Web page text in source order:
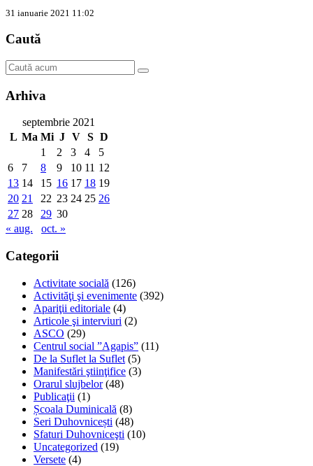
31 ianuarie 2021 11:02
Caută
Arhiva
septembrie 2021
L Ma Mi J V S D
1
2 3 4
5
6
7 8 9 10 11 12
13 14 15 16 17 18 19
20 21 22 23 24 25 26
27 28 29 30
« aug.
oct. »
Categorii
Activitate socială (126)
Activităţi şi evenimente (392)
Apariţii editoriale (4)
Articole şi interviuri (2)
ASCO (29)
Centrul social ”Agapis” (11)
De la Suflet la Suflet (5)
Manifestări ştiinţifice (3)
Orarul slujbelor(48)
Publicaţii (1)
Școala Duminicală (8)
Seri Duhovnicești (48)
Sfaturi Duhovniceşti (10)
Uncategorized (19)
Versete (4)